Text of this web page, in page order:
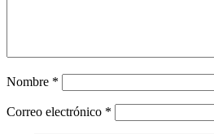
Nombre *
Correo electrónico *